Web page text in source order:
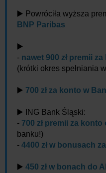
▶️ Powróciła wyższa
BNP Paribas
▶️
- nawet 900 zł premii
(krótki okres spełniania
▶️ 700 zł za konto w
▶️ ING Bank Śląski:
- 700 zł premii za
banku!)
- 4400 zł w bonusach
▶️ 450 zł w bonach do